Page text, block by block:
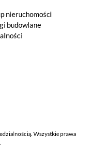
nieruchomości
budowlane
Wszystkie prawa